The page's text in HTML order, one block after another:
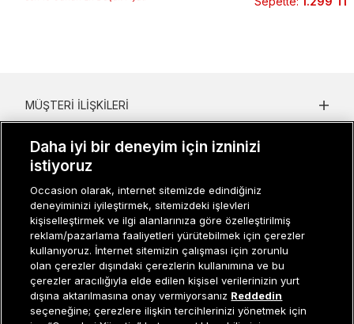
Müşteri İlişkileri0 850 800 01 20
MÜŞTERI İLIŞKILERI
KURUMSAL
KADIN KATEGORILER
GRUP MARKALAR
ERKEK KATEGORILER
Daha iyi bir deneyim için izninizi
istiyoruz
Occasion olarak, internet sitemizde edindiğiniz
deneyiminizi iyileştirmek, sitemizdeki işlevleri
kişiselleştirmek ve ilgi alanlarınıza göre özelleştirilmiş
reklam/pazarlama faaliyetleri yürütebilmek için çerezler
kullanıyoruz. İnternet sitemizin çalışması için zorunlu
olan çerezler dışındaki çerezlerin kullanımına ve bu
çerezler aracılığıyla elde edilen kişisel verilerinizin yurt
dışına aktarılmasına onay vermiyorsanız Reddedin
seçeneğine; çerezlere ilişkin tercihlerinizi yönetmek için